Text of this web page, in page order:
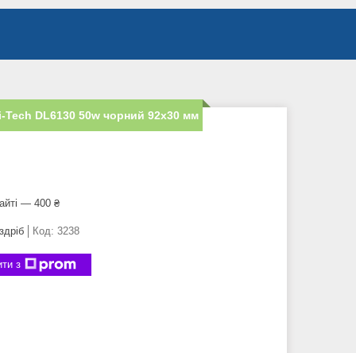
Tech DL6130 50w чорний 92x30 мм
— 400 ₴
Код: 3238
з